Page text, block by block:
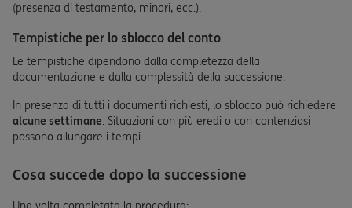
(presenza di testamento, minori, ecc.).
Tempistiche per lo sblocco del conto
Le tempistiche dipendono dalla completezza della
documentazione e dalla complessità della successione.
In presenza di tutti i documenti richiesti, lo sblocco può richiedere
alcune settimane. Situazioni con più eredi o con contenziosi
possono allungare i tempi.
Cosa succede dopo la successione